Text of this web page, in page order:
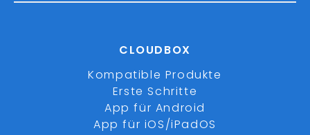
CLOUDBOX
Kompatible Produkte
Erste Schritte
App für Android
App für iOS/iPadOS